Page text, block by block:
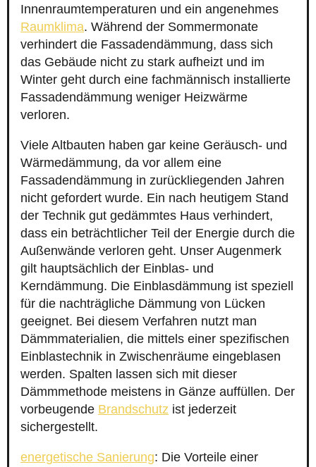
Innenraumtemperaturen und ein angenehmes
Raumklima. Während der Sommermonate
verhindert die Fassadendämmung, dass sich
das Gebäude nicht zu stark aufheizt und im
Winter geht durch eine fachmännisch installierte
Fassadendämmung weniger Heizwärme
verloren.
Viele Altbauten haben gar keine Geräusch- und
Wärmedämmung, da vor allem eine
Fassadendämmung in zurückliegenden Jahren
nicht gefordert wurde. Ein nach heutigem Stand
der Technik gut gedämmtes Haus verhindert,
dass ein beträchtlicher Teil der Energie durch die
Außenwände verloren geht. Unser Augenmerk
gilt hauptsächlich der Einblas- und
Kerndämmung. Die Einblasdämmung ist speziell
für die nachträgliche Dämmung von Lücken
geeignet. Bei diesem Verfahren nutzt man
Dämmmaterialien, die mittels einer spezifischen
Einblastechnik in Zwischenräume eingeblasen
werden. Spalten lassen sich mit dieser
Dämmmethode meistens in Gänze auffüllen. Der
vorbeugende Brandschutz ist jederzeit
sichergestellt.
energetische Sanierung: Die Vorteile einer